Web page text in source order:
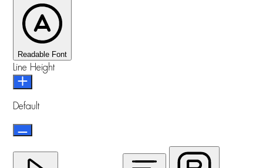
Readable Font
Line Height
Default